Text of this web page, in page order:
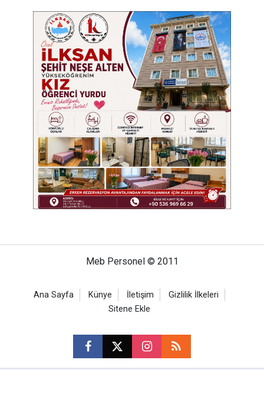
Meb Personel © 2011
Ana Sayfa Künye İletişim
Gizlilik İlkeleri
Sitene Ekle